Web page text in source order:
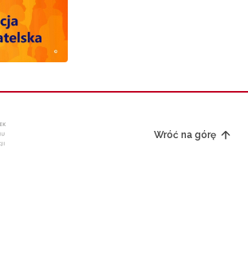
Wróć na górę
ORE
zgodę na przetwarzanie moich danych